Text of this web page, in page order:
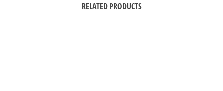
RELATED PRODUCTS